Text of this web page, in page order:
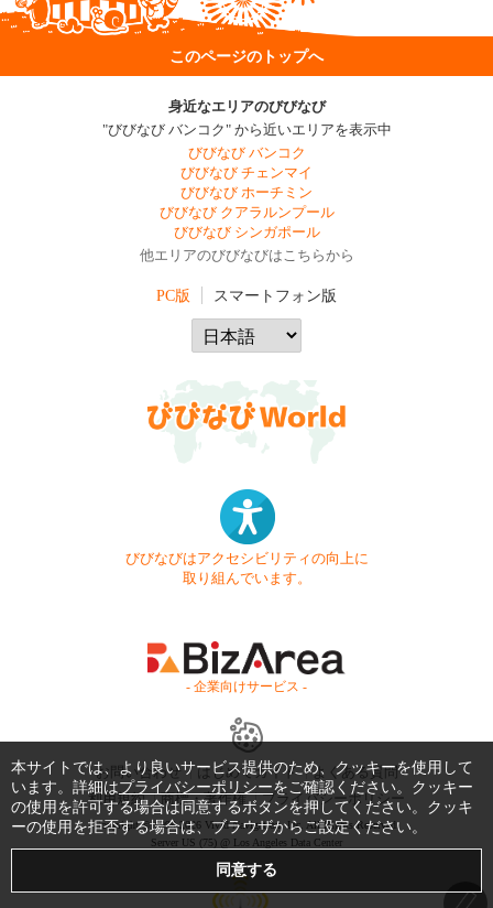
このページのトップへ
身近なエリアのびびなび
"びびなび バンコク" から近いエリアを表示中
びびなび バンコク
びびなび チェンマイ
びびなび ホーチミン
びびなび クアラルンプール
びびなび シンガポール
他エリアのびびなびはこちらから
PC版 スマートフォン版
びびなびはアクセシビリティの向上に
取り組んでいます。
- 企業向けサービス -
お問い合わせ はじめてガイド
よくある質問
利用規約
商標・著作権 プライバシーポリシー
Copyright © 1999-2026 Vivid Navigation, Inc. All Rights Reserved.
Server US (75) @ Los Angeles Data Center
本サイトでは、より良いサービス提供のため、クッキーを使用して
います。詳細はプライバシーポリシーをご確認ください。クッキー
の使用を許可する場合は同意するボタンを押してください。クッキ
ーの使用を拒否する場合は、ブラウザからご設定ください。